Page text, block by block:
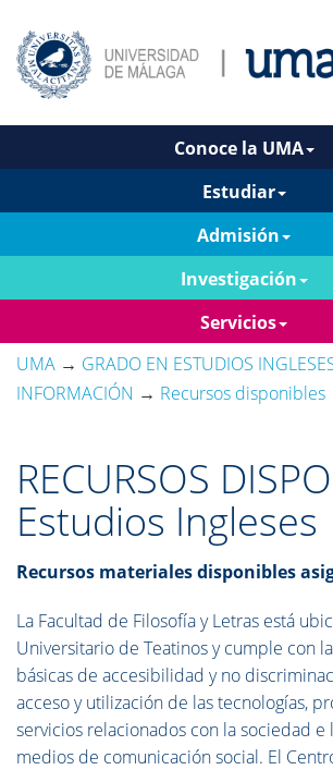
Conoce la UMA
Estudiar
Admisión
Investigación
Servicios
UMA → GRADO EN ESTUDIOS
INFORMACIÓN → Recursos disponibles
RECURSOS
Estudios Ingleses
Recursos materiales disponibles
La Facultad de Filosofía y Letras está
Universitario de Teatinos y cumple con
básicas de accesibilidad y no
acceso y utilización de las tecnologías,
servicios relacionados con la sociedad e
medios de comunicación social. El